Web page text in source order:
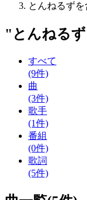
とんねるず
" とんねるず
すべて
(9件)
曲
(3件)
歌手
(1件)
番組
(0件)
歌詞
(5件)